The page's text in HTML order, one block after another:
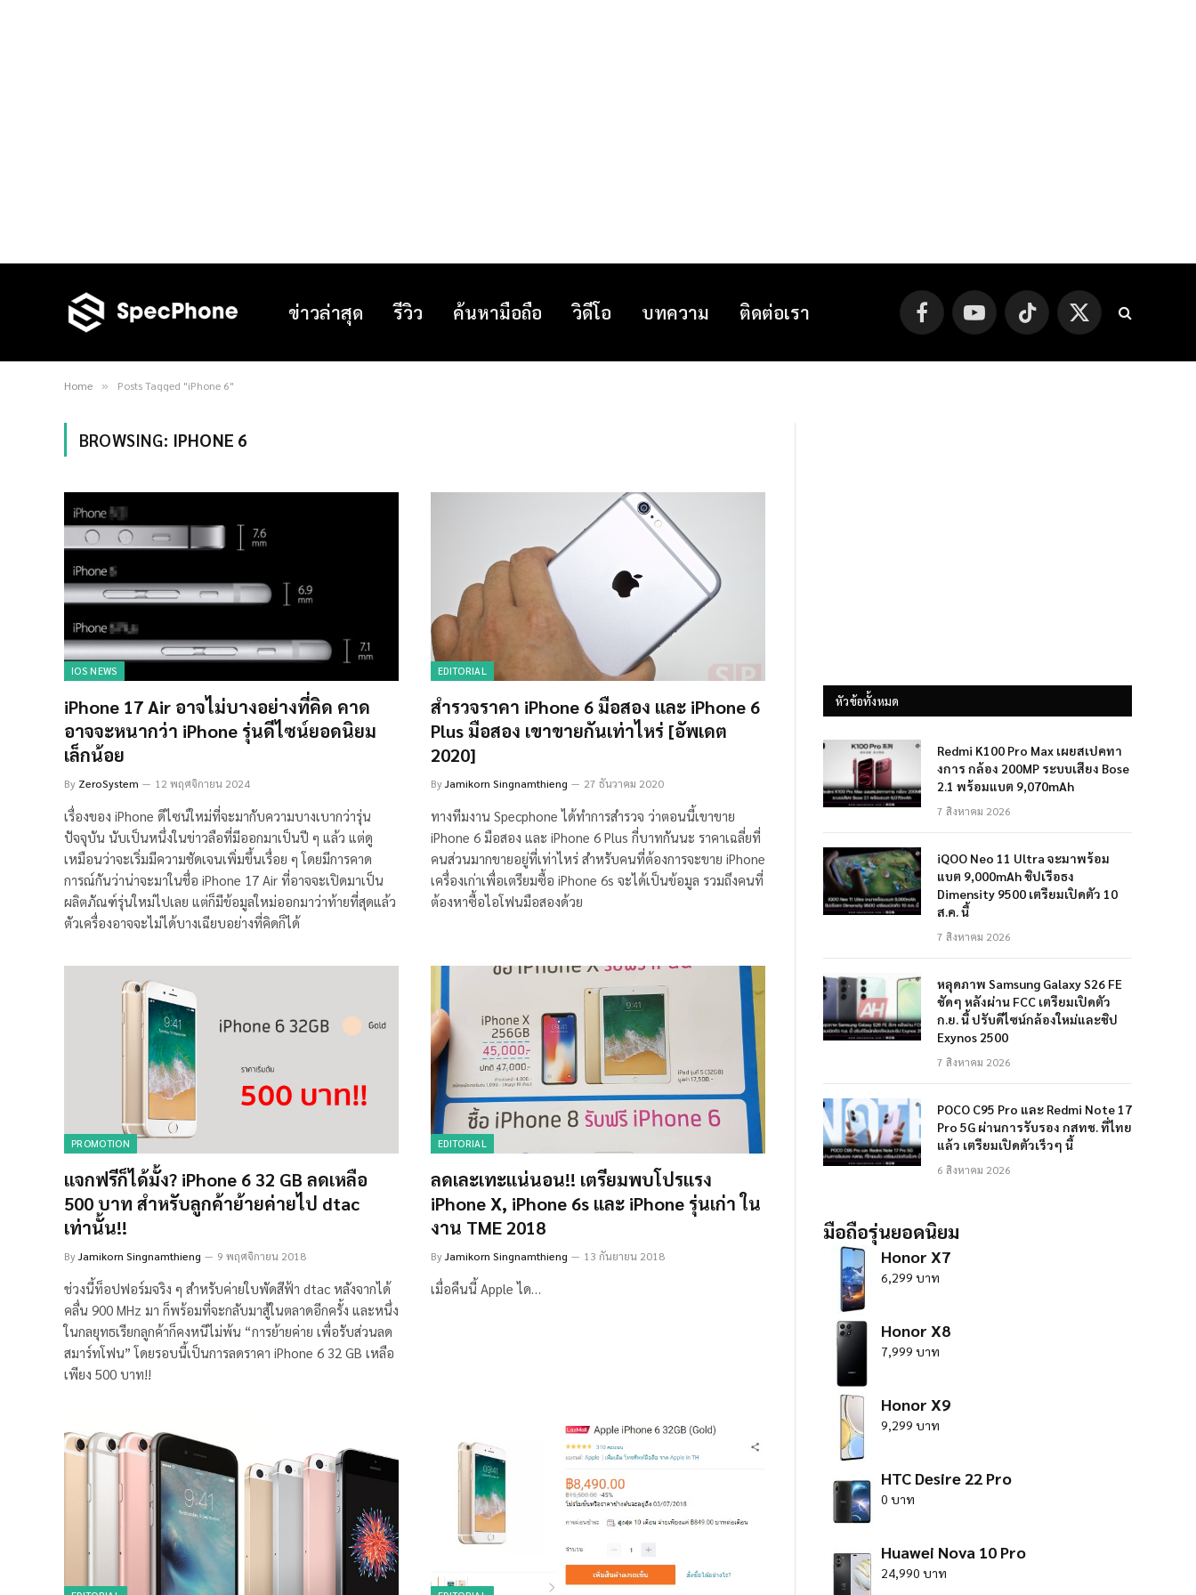
ข่าวล่าสุด รีวิว ค้นหามือถือ วิดีโอ บทความ ติดต่อเรา FacebookYouTube TikTok
X
(Twitter)
Home » Posts Tagged "iPhone 6"
BROWSING: IPHONE 6
IOS NEWS
iPhone 17 Air อาจไม่บางอย่างที่คิด คาด
อาจจะหนากว่า iPhone รุ่นดีไซน์ยอดนิยม
เล็กน้อย
By ZeroSystem 12 พฤศจิกายน 2024
เรื่องของ iPhone ดีไซน์ใหม่ที่จะมากับความบางเบากว่ารุ่น
ปัจจุบัน นับเป็นหนึ่งในข่าวลือที่มีออกมาเป็นปี ๆ แล้ว แต่ดู
เหมือนว่าจะเริ่มมีความชัดเจนเพิ่มขึ้นเรื่อย ๆ โดยมีการคาด
การณ์กันว่าน่าจะมาในชื่อ iPhone 17 Air ที่อาจจะเปิดมาเป็น
ผลิตภัณฑ์รุ่นใหม่ไปเลย แต่ก็มีข้อมูลใหม่ออกมาว่าท้ายที่สุดแล้ว
ตัวเครื่องอาจจะไม่ได้บางเฉียบอย่างที่คิดก็ได้
EDITORIAL
สำรวจราคา iPhone 6 มือสอง และ iPhone 6
Plus มือสอง เขาขายกันเท่าไหร่ [อัพเดต
2020]
ByJamikorn Singnamthieng 27 ธันวาคม 2020
ทางทีมงาน Specphone ได้ทำการสำรวจ ว่าตอนนี้เขาขาย
iPhone 6 มือสอง และ iPhone 6 Plus กี่บาทกันนะ ราคาเฉลี่ยที่
คนส่วนมากขายอยู่ที่เท่าไหร่ สำหรับคนที่ต้องการจะขาย iPhone
เครื่องเก่าเพื่อเตรียมซื้อ iPhone 6s จะได้เป็นข้อมูล รวมถึงคนที่
ต้องหาซื้อไอโฟนมือสองด้วย
PROMOTION
แจกฟรีก็ได้มั้ง? iPhone 6 32 GB ลดเหลือ
500 บาท สำหรับลูกค้าย้ายค่ายไป dtac
เท่านั้น!!
ByJamikorn Singnamthieng 9 พฤศจิกายน 2018
ช่วงนี้ท็อปฟอร์มจริง ๆ สำหรับค่ายใบพัดสีฟ้า dtac หลังจากได้
คลื่น 900 MHz มา ก็พร้อมที่จะกลับมาสู้ในตลาดอีกครั้ง และหนึ่ง
ในกลยุทธเรียกลูกค้าก็คงหนีไม่พ้น “การย้ายค่าย เพื่อรับส่วนลด
สมาร์ทโฟน” โดยรอบนี้เป็นการลดราคา iPhone 6 32 GB เหลือ
เพียง 500 บาท!!
EDITORIAL
ลดเละเทะแน่นอน!! เตรียมพบโปรแรง
iPhone X, iPhone 6s และ iPhone รุ่นเก่า ใน
งาน TME 2018
ByJamikorn Singnamthieng 13 กันยายน 2018
เมื่อคืนนี้ Apple ได…
หัวข้อทั้งหมด
Redmi K100 Pro Max เผยสเปคทา
งการ กล้อง 200MP ระบบเสียง Bose
2.1 พร้อมแบต 9,070mAh
7 สิงหาคม 2026
iQOO Neo 11 Ultra จะมาพร้อม
แบต 9,000mAh ชิปเรือธง
Dimensity 9500 เตรียมเปิดตัว 10
ส.ค. นี้
7 สิงหาคม 2026
หลุดภาพ Samsung Galaxy S26 FE
ชัดๆ หลังผ่าน FCC เตรียมเปิดตัว
ก.ย. นี้ ปรับดีไซน์กล้องใหม่และชิป
Exynos 2500
7 สิงหาคม 2026
POCO C95 Pro และ Redmi Note 17
Pro 5G ผ่านการรับรอง กสทช. ที่ไทย
แล้ว เตรียมเปิดตัวเร็วๆ นี้
6 สิงหาคม 2026
มือถือรุ่นยอดนิยม
Honor X7
6,299 บาท
Honor X8
7,999 บาท
Honor X9
9,299 บาท
HTC Desire 22 Pro
0 บาท
Huawei Nova 10 Pro
24,990 บาท